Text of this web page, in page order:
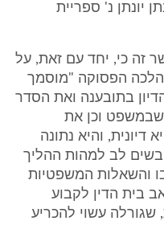
לכך" - ע"ע 23/99 נתן יונתן נ' ספריית
זה כי, יחד עם זאת, על
מההלכה הפסוקה "מוסמך
בתובענה ואת הסדר
וכן את
דיונית, והיא נתונה
בשים לב למהות ההליך
והשאלות המשפטיות
בית הדין לקבוע
עשוי להכריע